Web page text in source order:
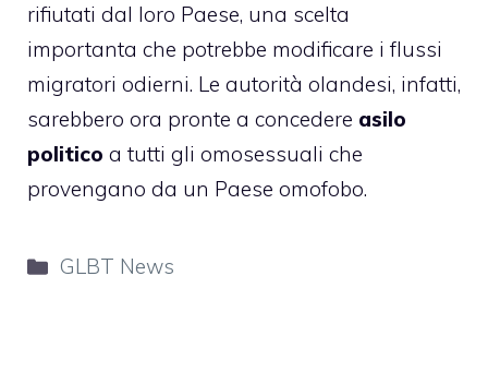
rifiutati dal loro Paese, una scelta
importanta che potrebbe modificare i flussi
migratori odierni. Le autorità olandesi, infatti,
sarebbero ora pronte a concedere asilo
politico a tutti gli omosessuali che
provengano da un Paese omofobo.
Categorie
GLBT News